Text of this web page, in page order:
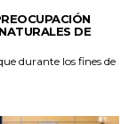
DE
durante los fines de